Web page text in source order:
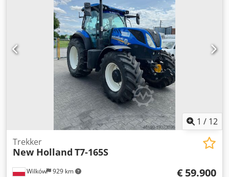
1 / 12
Wilków 929 km
Trekker
New Holland T7-165S
€ 59.900